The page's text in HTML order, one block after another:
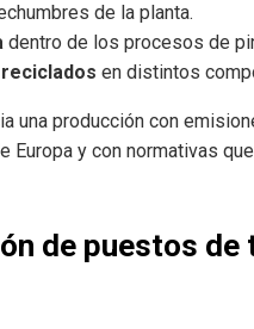
de la planta.
dentro de los procesos de
en distintos
una producción con
y con normativas
de puestos de